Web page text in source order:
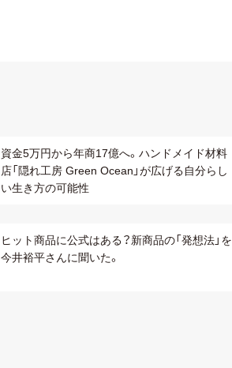
資金5万円から年商17億へ。ハンドメイド材料
店「隠れ工房 Green Ocean」が広げる自分らし
い生き方の可能性
ヒット商品に公式はある？新商品の「発想法」を
今井裕平さんに聞いた。